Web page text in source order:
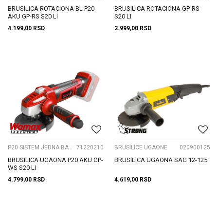
BRUSILICA ROTACIONA BL P20
AKU GP-RS S20 LI
4.199,00 RSD
BRUSILICA ROTACIONA GP-RS
S20 LI
2.999,00 RSD
P20 SISTEM JEDNA BATERIJA 71220210
BRUSILICA UGAONA P20 AKU GP-
WS S20 LI
4.799,00 RSD
BRUSILICE UGAONE 020900125
BRUSILICA UGAONA SAG 12-125
4.619,00 RSD